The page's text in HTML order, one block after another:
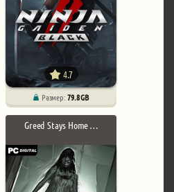
4.7
Размер:79.8 GB
Greed Stays Home …